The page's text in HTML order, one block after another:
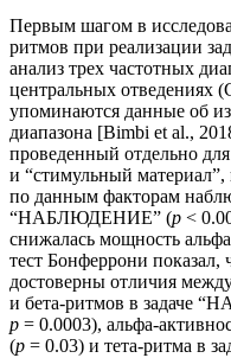
Первым шагом в
ритмов при реализации
анализ трех частотных
центральных отведениях
упоминаются данные об
диапазона [Bimbi et al.,
проведенный отдельно
и “стимульный материал”,
по данным факторам
“НАБЛЮДЕНИЕ” (р <
снижалась мощность
тест Бонферрони показал,
достоверны отличия
и бета-ритмов в задаче
р = 0.0003), альфа-
(р = 0.03) и тета-ритма в